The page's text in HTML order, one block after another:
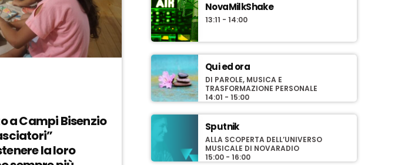
a Campi Bisenzio
la loro
NovaMilkShake
13:11 - 14:00
Qui ed ora
DI PAROLE, MUSICA E
TRASFORMAZIONE PERSONALE
14:01 - 15:00
Sputnik
ALLA SCOPERTA DELL’UNIVERSO
MUSICALE DI NOVARADIO
15:00 - 16:00